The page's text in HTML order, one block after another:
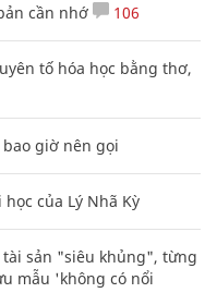
cần nhớ 106
tố hóa học bằng thơ,
giờ nên gọi
của Lý Nhã Kỳ
sản "siêu khủng", từng
mẫu 'không có nổi